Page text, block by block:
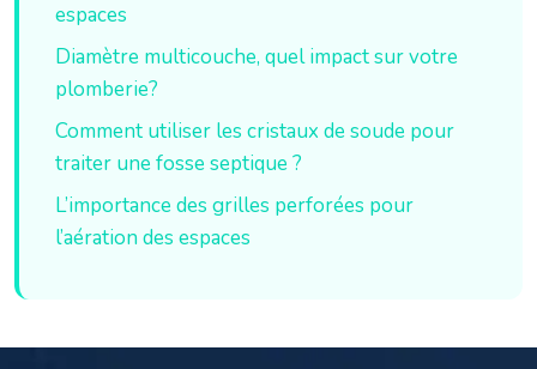
espaces
Diamètre multicouche, quel impact sur votre
plomberie?
Comment utiliser les cristaux de soude pour
traiter une fosse septique ?
L’importance des grilles perforées pour
l’aération des espaces